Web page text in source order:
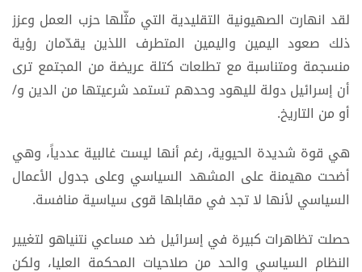
لقد انهارت الصهيونية التقليدية التي مثّلها حزب العمل وعزز
ذلك صعود اليمين واليمين المتطرف اللذين يقدّمان رؤية
منسجمة ومتناسبة مع تطلعات كتلة عريضة من المجتمع ترى
أن إسرائيل دولة لليهود وحدهم تستمد شرعيتها من الدين و/
أو من التاريخ.
هي قوة شديدة الحيوية، رغم أنها ليست غالبية عددياً، وهي
أضحت مهيمنة على المشهد السياسي وعلى جدول الأعمال
السياسي لأنها لا تجد في مقابلها قوى سياسية منافسة.
حصلت تظاهرات كبيرة في إسرائيل ضد مساعي نتنياهو لتغيير
النظام السياسي والحد من صلاحيات المحكمة العليا، ولكن